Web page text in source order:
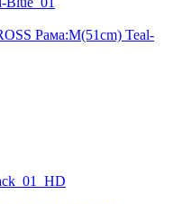
Рама:M(51cm) Teal-